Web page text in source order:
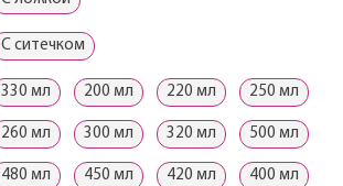
С ситечком
330 мл 200 мл 220 мл 250 мл
260 мл 300 мл 320 мл 500 мл
480 мл 450 мл 420 мл 400 мл